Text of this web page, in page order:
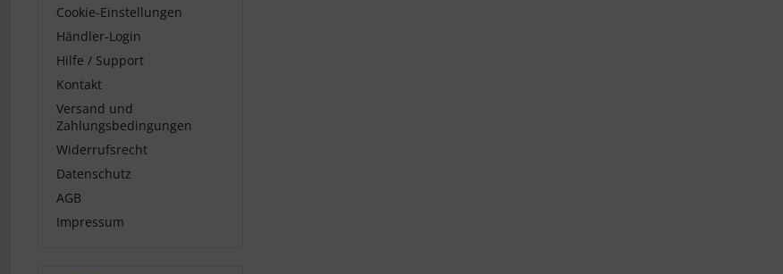
Cookie-Einstellungen
Händler-Login
Hilfe / Support
Kontakt
Versand und
Zahlungsbedingungen
Widerrufsrecht
Datenschutz
AGB
Impressum